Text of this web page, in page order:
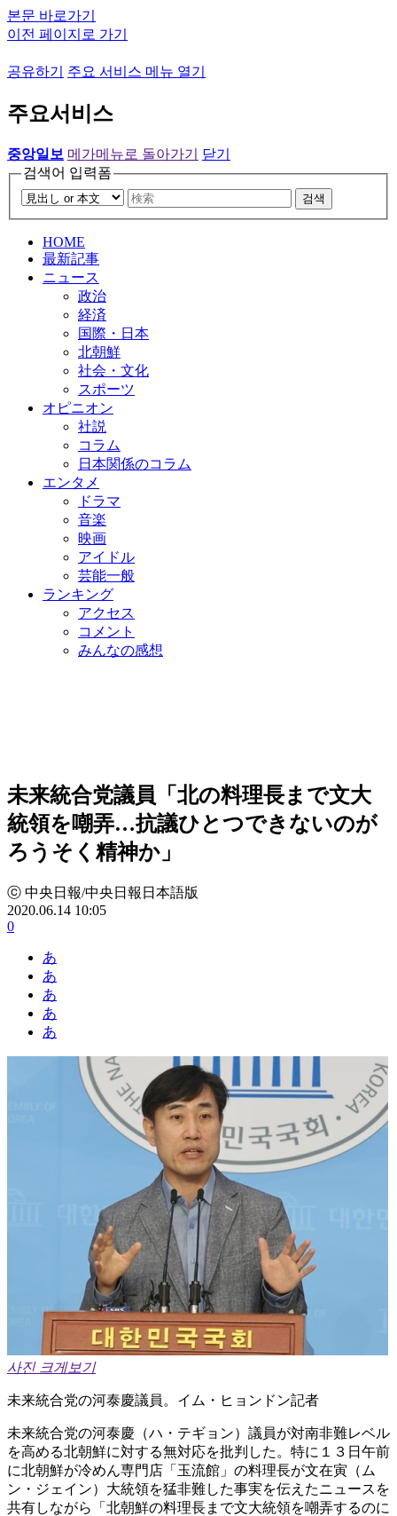
본문 바로가기
이전 페이지로 가기
공유하기 주요 서비스 메뉴 열기
주요서비스
중앙일보 메가메뉴로 돌아가기
닫기
검색어 입력폼
검색
HOME
最新記事
ニュース
政治
経済
国際・日本
北朝鮮
社会・文化
スポーツ
オピニオン
社説
コラム
日本関係のコラム
エンタメ
ドラマ
音楽
映画
アイドル
芸能一般
ランキング
アクセス
コメント
みんなの感想
未来統合党議員「北の料理長まで文大
統領を嘲弄…抗議ひとつできないのが
ろうそく精神か」
ⓒ 中央日報/中央日報日本語版
2020.06.14 10:05
0
あ
あ
あ
あ
あ
사진 크게보기
未来統合党の河泰慶議員。イム・ヒョンドン記者
未来統合党の河泰慶（ハ・テギョン）議員が対南非難レベル
を高める北朝鮮に対する無対応を批判した。特に１３日午前
に北朝鮮が冷めん専門店「玉流館」の料理長が文在寅（ム
ン・ジェイン）大統領を猛非難した事実を伝えたニュースを
共有しながら「北朝鮮の料理長まで文大統領を嘲弄するのに